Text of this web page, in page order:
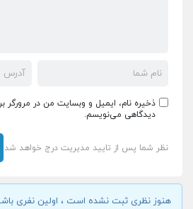
ذخیره نام، ایمیل و وبسایت من در مرورگر
دیدگاهی می‌نویسم.
نظر شما پس از تایید مدیریت درج خواهد شد
هنوز نظری ثبت نشده است ، اولین نفری